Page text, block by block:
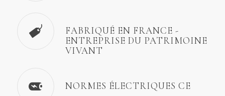
FABRIQUÉ EN FRANCE -
ENTREPRISE DU PATRIMOINE
VIVANT
NORMES ÉLECTRIQUES CE